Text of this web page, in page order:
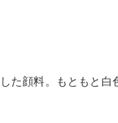
顔料。もともと白